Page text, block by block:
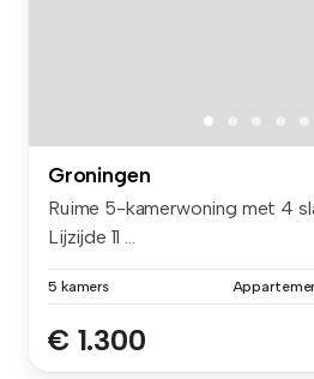
Groningen
Ruime 5-kamerwoning met 4
Lijzijde 11 ...
5 kamers
€ 1.300